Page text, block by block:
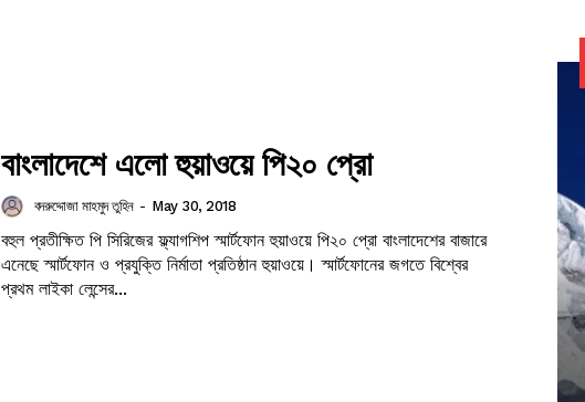
বাংলাদেশে এলো হুয়াওয়ে পি২০ প্রো
বদরুদ্দোজা মাহমুদ তুহিন - May 30, 2018
বহুল প্রতীক্ষিত পি সিরিজের ফ্ল্যাগশিপ স্মার্টফোন হুয়াওয়ে পি২০ প্রো বাংলাদেশের বাজারে
এনেছে স্মার্টফোন ও প্রযুক্তি নির্মাতা প্রতিষ্ঠান হুয়াওয়ে। স্মার্টফোনের জগতে বিশ্বের
প্রথম লাইকা লেন্সের...